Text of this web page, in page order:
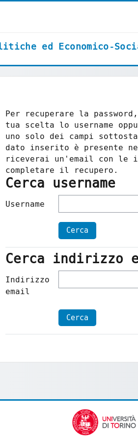
ed Economico-
Per recuperare la
tua scelta lo username
uno solo dei campi
dato inserito è presente
riceverai un'email con le
completare il recupero.
Cerca username
Cerca username
Username
Cerca indirizzo
Cerca indirizzo
Indirizzo
email